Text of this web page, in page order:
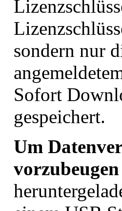
sondern nur
Sofort
gespeichert.
Um
vorzubeugen